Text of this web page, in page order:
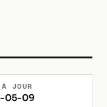
JOUR
05-09